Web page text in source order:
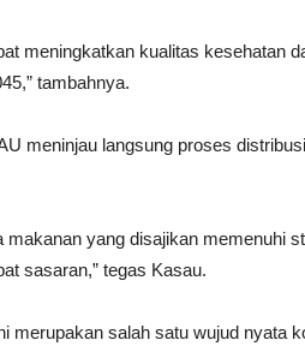
meningkatkan kualitas kesehatan
tambahnya.
meninjau langsung proses
makanan yang disajikan memenuhi
sasaran,” tegas Kasau.
merupakan salah satu wujud nyata